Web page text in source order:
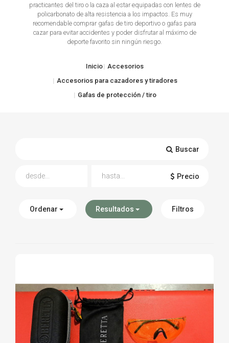
ARMAS CORTAS
TIRO Y COMPETICIÓN
OTRAS ARMAS
practicantes del tiro o la caza al estar equipadas con lentes de
policarbonato de alta resistencia a los impactos. Es muy
recomendable comprar gafas de tiro deportivo o gafas para
cazar para evitar accidentes y poder disfrutar al máximo de
deporte favorito sin ningún riesgo.
Inicio
Accesorios
Accesorios para cazadores y tiradores
Gafas de protección / tiro
Buscar
Precio
Ordenar Resultados Filtros